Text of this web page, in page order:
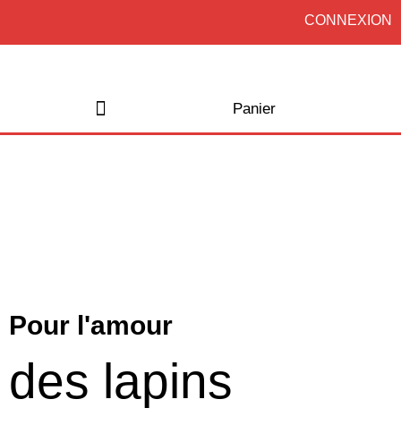
CONNEXION
Panier
Pour l'amour
des lapins